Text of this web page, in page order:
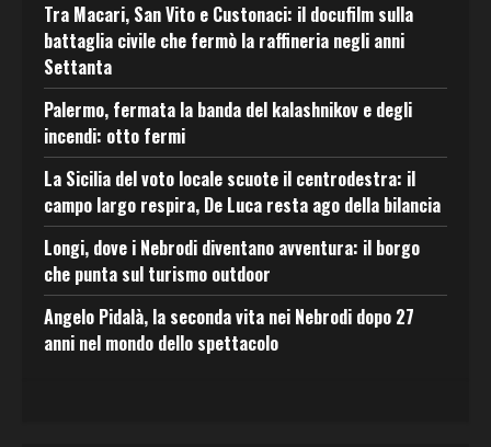
Tra Macari, San Vito e Custonaci: il docufilm sulla
battaglia civile che fermò la raffineria negli anni
Settanta
Palermo, fermata la banda del kalashnikov e degli
incendi: otto fermi
La Sicilia del voto locale scuote il centrodestra: il
campo largo respira, De Luca resta ago della bilancia
Longi, dove i Nebrodi diventano avventura: il borgo
che punta sul turismo outdoor
Angelo Pidalà, la seconda vita nei Nebrodi dopo 27
anni nel mondo dello spettacolo